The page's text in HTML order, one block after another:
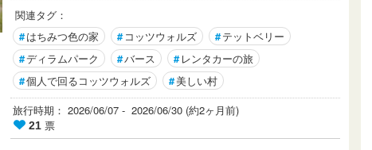
関連タグ：
#はちみつ色の家 # コッツウォルズ #テットベリー
#ディラムパーク #バース # レンタカーの旅
#個人で回るコッツウォルズ #美しい村
旅行時期： 2026/06/07 - 2026/06/30 (約2ヶ月前)
21 票